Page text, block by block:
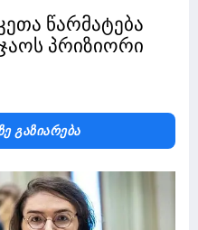
წარმატება
პრიზიორი
Გაზიარება